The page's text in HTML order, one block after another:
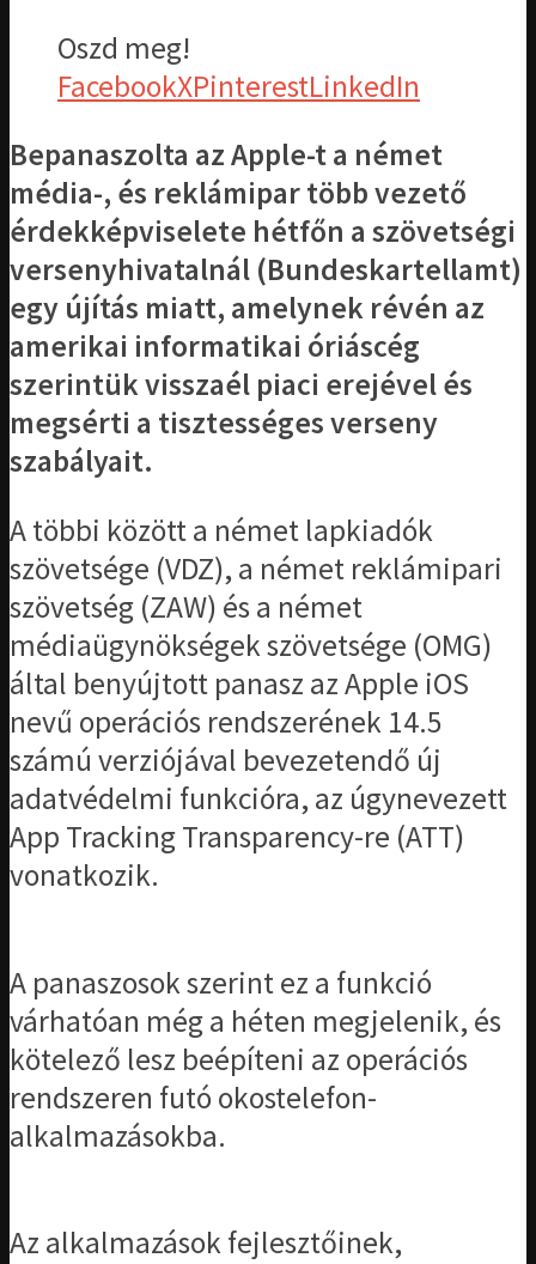
Oszd meg!
FacebookXPinterestLinkedIn
Bepanaszolta az Apple-t a német
média-, és reklámipar több vezető
érdekképviselete hétfőn a szövetségi
versenyhivatalnál (Bundeskartellamt)
egy újítás miatt, amelynek révén az
amerikai informatikai óriáscég
szerintük visszaél piaci erejével és
megsérti a tisztességes verseny
szabályait.
A többi között a német lapkiadók
szövetsége (VDZ), a német reklámipari
szövetség (ZAW) és a német
médiaügynökségek szövetsége (OMG)
által benyújtott panasz az Apple iOS
nevű operációs rendszerének 14.5
számú verziójával bevezetendő új
adatvédelmi funkcióra, az úgynevezett
App Tracking Transparency-re (ATT)
vonatkozik.
A panaszosok szerint ez a funkció
várhatóan még a héten megjelenik, és
kötelező lesz beépíteni az operációs
rendszeren futó okostelefon-
alkalmazásokba.
Az alkalmazások fejlesztőinek,